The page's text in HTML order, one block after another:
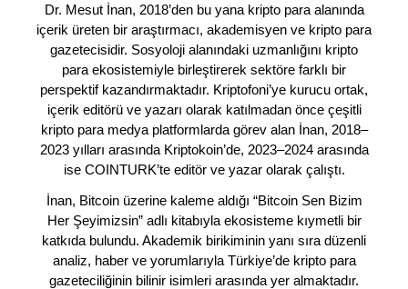
Dr. Mesut İnan, 2018’den bu yana kripto para alanında
içerik üreten bir araştırmacı, akademisyen ve kripto para
gazetecisidir. Sosyoloji alanındaki uzmanlığını kripto
para ekosistemiyle birleştirerek sektöre farklı bir
perspektif kazandırmaktadır. Kriptofoni’ye kurucu ortak,
içerik editörü ve yazarı olarak katılmadan önce çeşitli
kripto para medya platformlarda görev alan İnan, 2018–
2023 yılları arasında Kriptokoin’de, 2023–2024 arasında
ise COINTURK’te editör ve yazar olarak çalıştı.
İnan, Bitcoin üzerine kaleme aldığı “Bitcoin Sen Bizim
Her Şeyimizsin” adlı kitabıyla ekosisteme kıymetli bir
katkıda bulundu. Akademik birikiminin yanı sıra düzenli
analiz, haber ve yorumlarıyla Türkiye’de kripto para
gazeteciliğinin bilinir isimleri arasında yer almaktadır.